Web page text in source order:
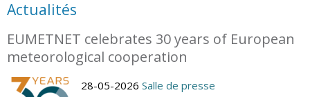
Actualités
EUMETNET celebrates 30 years of European
meteorological cooperation
28-05-2026 Salle de presse